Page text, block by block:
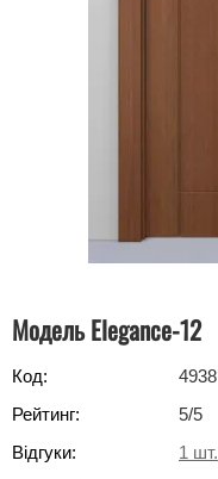
Модель Elegance-12
Код:
4938
Рейтинг:
5/5
Відгуки:
1 шт.